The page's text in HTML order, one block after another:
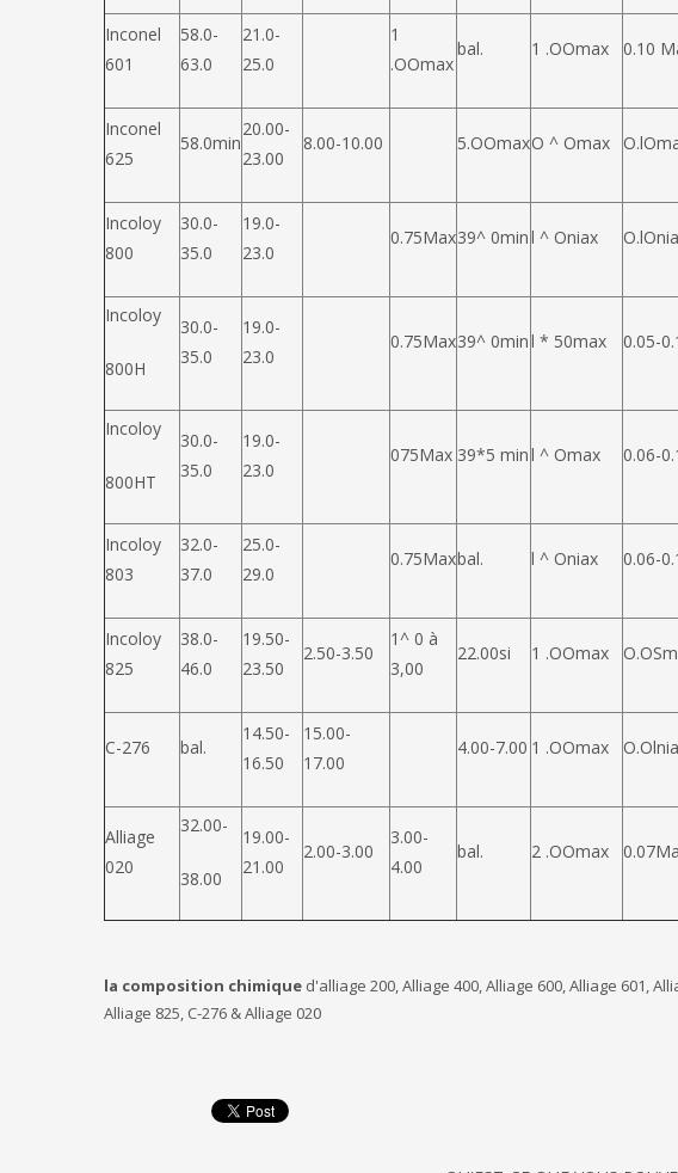
Inconel
601
58.0-
63.0
21.0-
25.0
1
.OOmax
bal. 1 .OOmax 0.10
Inconel
625
58.0min
20.00-
23.00
8.00-10.00 5.OOmaxO ^ Omax
Incoloy
800
30.0-
35.0
19.0-
23.0
0.75Max39^ 0minl ^ Oniax
Incoloy
800H
30.0-
35.0
19.0-
23.0
0.75Max39^ 0minl * 50max 0.05-
Incoloy
800HT
30.0-
35.0
19.0-
23.0
075Max 39*5 minl ^ Omax 0.06-
Incoloy
803
32.0-
37.0
25.0-
29.0
0.75Maxbal. l ^ Oniax 0.06-
Incoloy
825
38.0-
46.0
19.50-
23.50
2.50-3.50
1^ 0 à
3,00
22.00si 1 .OOmax
C-276 bal.
14.50-
16.50
15.00-
17.00
4.00-7.00 1 .OOmax
Alliage
020
32.00-
38.00
19.00-
21.00
2.00-3.00
3.00-
4.00
bal. 2 .OOmax
la composition chimique d'alliage 200, Alliage 400, Alliage 600, Alliage 601,
Alliage 825, C-276 & Alliage 020